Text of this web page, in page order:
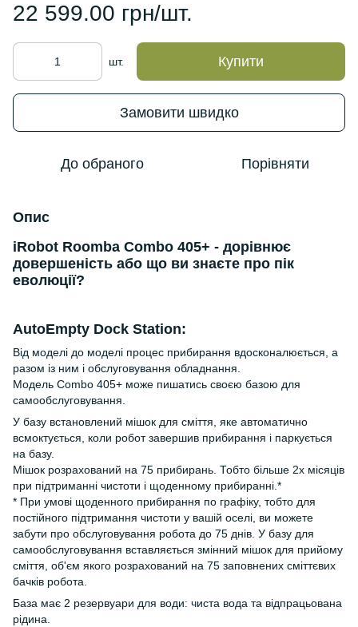
22 599.00 грн/шт.
шт. Купити
Замовити швидко
До обраного Порівняти
Опис
iRobot Roomba Combo 405+ - дорівнює
довершеність або що ви знаєте про пік
еволюції?
AutoEmpty Dock Station:
Від моделі до моделі процес прибирання вдосконалюється, а
разом із ним і обслуговування обладнання.
Модель Combo 405+ може пишатись своєю базою для
самообслуговування.
У базу встановлений мішок для сміття, яке автоматично
всмоктується, коли робот завершив прибирання і паркується
на базу.
Мішок розрахований на 75 прибирань. Тобто більше 2х місяців
при підтриманні чистоти і щоденному прибиранні.*
* При умові щоденного прибирання по графіку, тобто для
постійного підтримання чистоти у вашій оселі, ви можете
забути про обслуговування робота до 75 днів. У базу для
самообслуговування вставляється змінний мішок для прийому
сміття, об'єм якого розрахований на 75 заповнених сміттєвих
бачків робота.
База має 2 резервуари для води: чиста вода та відпрацьована
рідина.